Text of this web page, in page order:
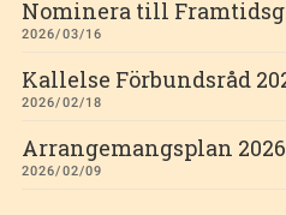
Nominera till
2026/03/16
Kallelse Förbundsråd
2026/02/18
Arrangemangsplan 2026
2026/02/09